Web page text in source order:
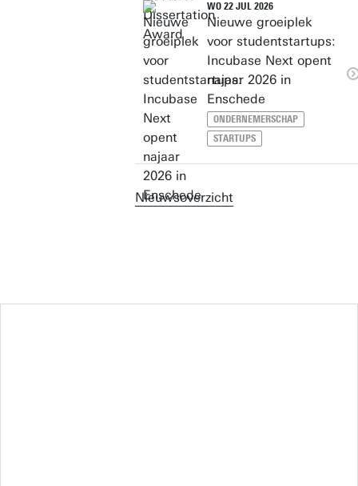
WO 22 JUL 2026
Nieuwe groeiplek
voor studentstartups:
Incubase Next opent
najaar 2026 in
Enschede
ONDERNEMERSCHAP
STARTUPS
Nieuwsoverzicht